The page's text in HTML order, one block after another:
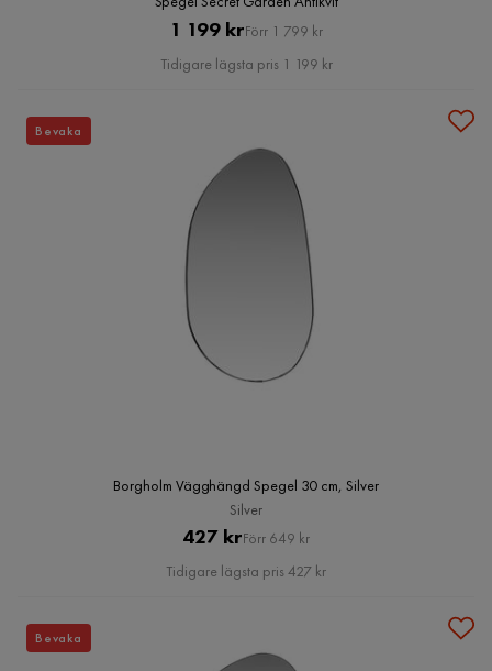
Pris
1 199 krOriginal
Pris
Förr 1 799 kr
Tidigare lägsta pris 1 199 kr
Borgholm Vägghängd Spegel 30 cm, Silver
Silver
Pris
427 krOriginal
Pris
Förr 649 kr
Tidigare lägsta pris 427 kr
Bevaka
Bevaka